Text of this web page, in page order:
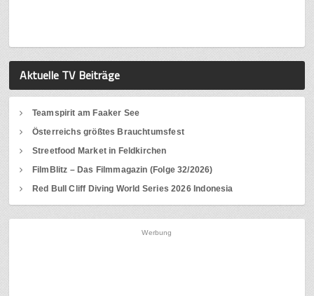
Aktuelle TV Beiträge
Teamspirit am Faaker See
Österreichs größtes Brauchtumsfest
Streetfood Market in Feldkirchen
FilmBlitz – Das Filmmagazin (Folge 32/2026)
Red Bull Cliff Diving World Series 2026 Indonesia
Werbung